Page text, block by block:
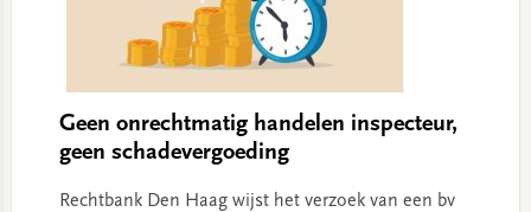
Geen onrechtmatig handelen inspecteur,
geen schadevergoeding
Rechtbank Den Haag wijst het verzoek van een bv